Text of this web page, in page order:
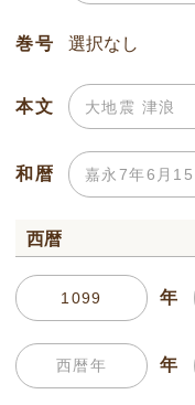
巻号
本文
和暦
西暦
年
年